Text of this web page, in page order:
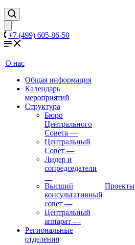
+7 (499) 605-86-50
О нас
Общая информация
Календарь
мероприятий
Структура
Бюро
Центрального
Совета —
Центральный
Совет —
Лидер и
сопредседатели
—
Высший
консультативный
совет —
Центральный
аппарат —
Региональные
отделения
Проекты